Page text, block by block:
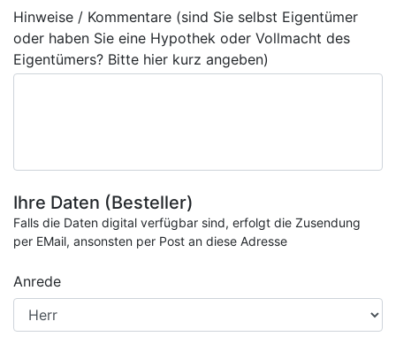
Hinweise / Kommentare (sind Sie selbst Eigentümer
oder haben Sie eine Hypothek oder Vollmacht des
Eigentümers? Bitte hier kurz angeben)
Ihre Daten (Besteller)
Falls die Daten digital verfügbar sind, erfolgt die Zusendung
per EMail, ansonsten per Post an diese Adresse
Anrede